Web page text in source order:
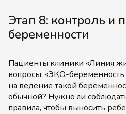
Этап 8: контроль и
беременности
Пациенты клиники «Линия
вопросы: «ЭКО-беременность
на ведение такой
обычной? Нужно ли
правила, чтобы выносить